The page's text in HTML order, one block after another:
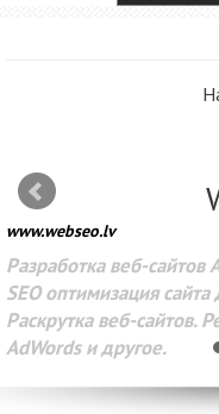
www.webseo.lv
Разработка веб-сайтов
SEO оптимизация
Раскрутка веб-сайтов.
AdWords и другое.